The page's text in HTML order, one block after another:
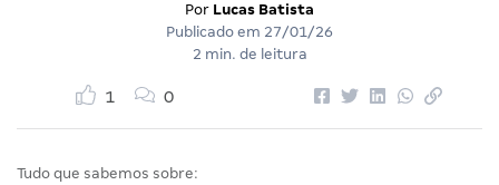
Por Lucas Batista
Publicado em 27/01/26
2 min. de leitura
1 0
Tudo que sabemos sobre: